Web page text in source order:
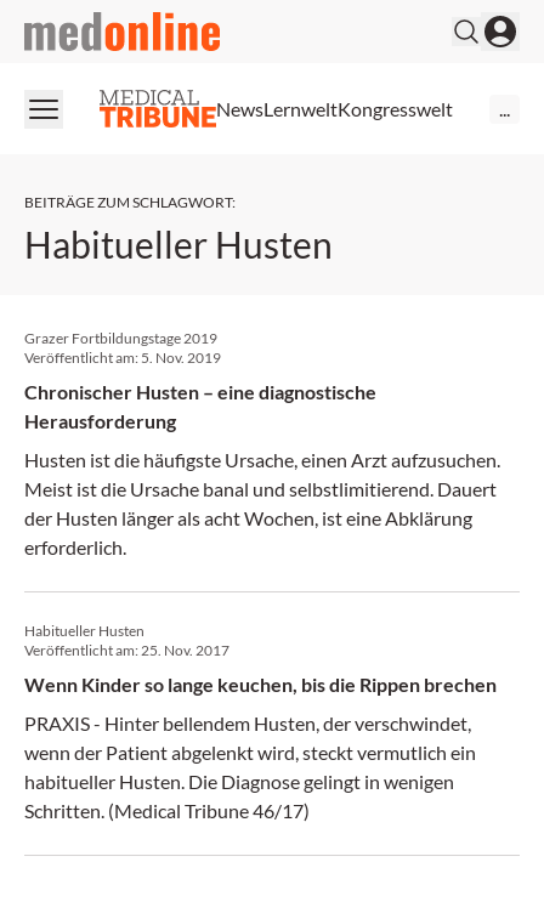
medonline
NewsLernweltKongresswelt
BEITRÄGE ZUM SCHLAGWORT:
Habitueller Husten
Grazer Fortbildungstage 2019
Veröffentlicht am: 5. Nov. 2019
Chronischer Husten – eine diagnostische
Herausforderung
Husten ist die häufigste Ursache, einen Arzt aufzusuchen.
Meist ist die Ursache banal und selbstlimitierend. Dauert
der Husten länger als acht Wochen, ist eine Abklärung
erforderlich.
Habitueller Husten
Veröffentlicht am:25. Nov. 2017
Wenn Kinder so lange keuchen, bis die Rippen brechen
PRAXIS - Hinter bellendem Husten, der verschwindet,
wenn der Patient abgelenkt wird, steckt vermutlich ein
habitueller Husten. Die Diagnose gelingt in wenigen
Schritten. (Medical Tribune 46/17)